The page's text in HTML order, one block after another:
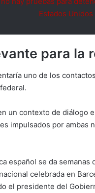
Estados Unidos
para la
uno de los
un contexto de diálogo
impulsados por ambas
español se da
celebrada en
el presidente del